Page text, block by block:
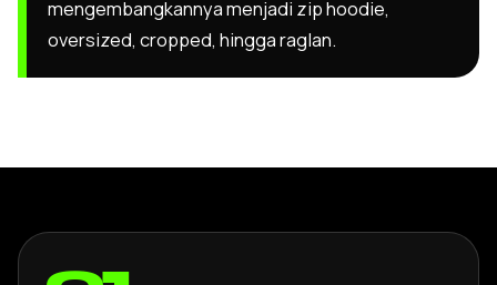
mengembangkannya menjadi zip hoodie,
oversized, cropped, hingga raglan.